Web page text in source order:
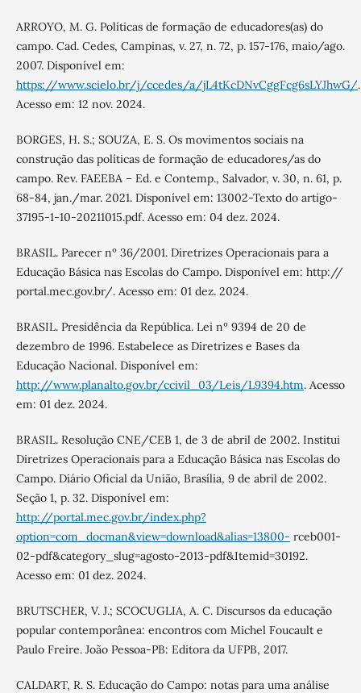
ARROYO, M. G. Políticas de formação de educadores(as) do
campo. Cad. Cedes, Campinas, v. 27, n. 72, p. 157-176, maio/ago.
2007. Disponível em:
https://www.scielo.br/j/ccedes/a/jL4tKcDNvCggFcg6sLYJhwG/.
Acesso em: 12 nov. 2024.
BORGES, H. S.; SOUZA, E. S. Os movimentos sociais na
construção das políticas de formação de educadores/as do
campo. Rev. FAEEBA – Ed. e Contemp., Salvador, v. 30, n. 61, p.
68-84, jan./mar. 2021. Disponível em: 13002-Texto do artigo-
37195-1-10-20211015.pdf. Acesso em: 04 dez. 2024.
BRASIL. Parecer nº 36/2001. Diretrizes Operacionais para a
Educação Básica nas Escolas do Campo. Disponível em: http://
portal.mec.gov.br/. Acesso em: 01 dez. 2024.
BRASIL. Presidência da República. Lei nº 9394 de 20 de
dezembro de 1996. Estabelece as Diretrizes e Bases da
Educação Nacional. Disponível em:
http://www.planalto.gov.br/ccivil_03/Leis/L9394.htm. Acesso
em: 01 dez. 2024.
BRASIL. Resolução CNE/CEB 1, de 3 de abril de 2002. Institui
Diretrizes Operacionais para a Educação Básica nas Escolas do
Campo. Diário Oficial da União, Brasília, 9 de abril de 2002.
Seção 1, p. 32. Disponível em:
http://portal.mec.gov.br/index.php?
option=com_docman&view=download&alias=13800- rceb001-
02-pdf&category_slug=agosto-2013-pdf&Itemid=30192.
Acesso em: 01 dez. 2024.
BRUTSCHER, V. J.; SCOCUGLIA, A. C. Discursos da educação
popular contemporânea: encontros com Michel Foucault e
Paulo Freire. João Pessoa-PB: Editora da UFPB, 2017.
CALDART, R. S. Educação do Campo: notas para uma análise